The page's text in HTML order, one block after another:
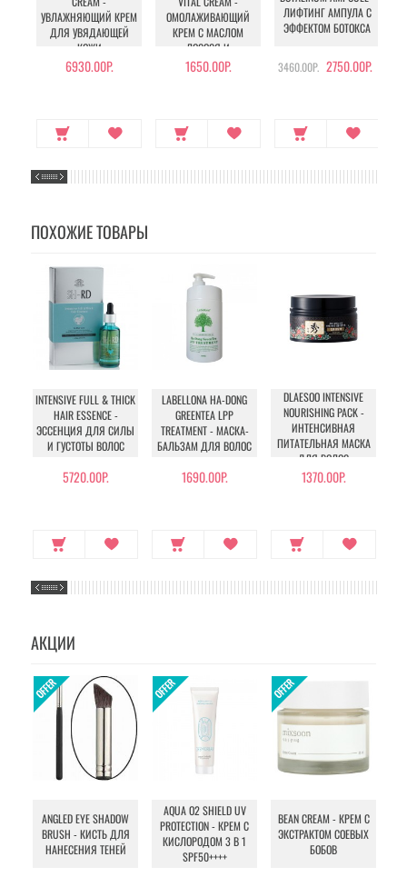
УВЛАЖНЯЮЩИЙ КРЕМ
ДЛЯ УВЯДАЮЩЕЙ
КОЖИ
6930.00Р.
ОМОЛАЖИВАЮЩИЙ
КРЕМ С МАСЛОМ
ЛОСОСЯ И
ПЕПТИДАМИ
1650.00Р.
ЛИФТИНГ АМПУЛА С
ЭФФЕКТОМ БОТОКСА
3460.00Р. 2750.00Р.
ПОХОЖИЕ ТОВАРЫ
INTENSIVE FULL & THICK
HAIR ESSENCE -
ЭССЕНЦИЯ ДЛЯ СИЛЫ
И ГУСТОТЫ ВОЛОС
5720.00Р.
LABELLONA HA-DONG
GREENTEA LPP
TREATMENT - МАСКА-
БАЛЬЗАМ ДЛЯ ВОЛОС
1690.00Р.
DLAESOO INTENSIVE
NOURISHING PACK -
ИНТЕНСИВНАЯ
ПИТАТЕЛЬНАЯ МАСКА
ДЛЯ ВОЛОС
1370.00Р.
АКЦИИ
ANGLED EYE SHADOW
BRUSH - КИСТЬ ДЛЯ
НАНЕСЕНИЯ ТЕНЕЙ
AQUA O2 SHIELD UV
PROTECTION - КРЕМ С
КИСЛОРОДОМ 3 В 1
SPF50++++
BEAN CREAM - КРЕМ С
ЭКСТРАКТОМ СОЕВЫХ
БОБОВ